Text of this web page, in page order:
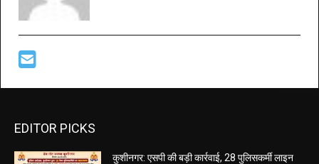
EDITOR PICKS
कुशीनगर: एसपी की बड़ी कार्रवाई, 28 पुलिसकर्मी लाइन